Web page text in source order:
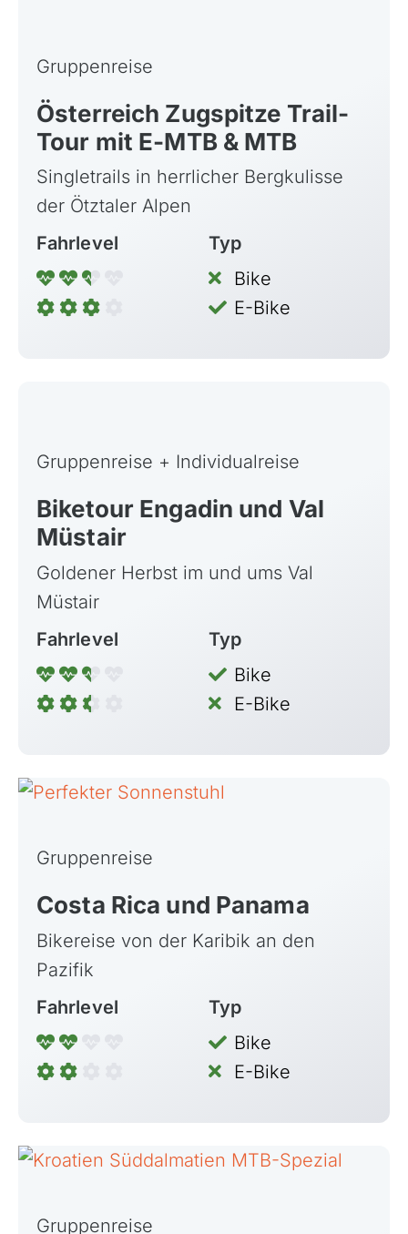
Gruppenreise
Österreich Zugspitze Trail-
Tour mit E-MTB & MTB
Singletrails in herrlicher Bergkulisse
der Ötztaler Alpen
Fahrlevel
Typ
Bike
E-Bike
Gruppenreise + Individualreise
Biketour Engadin und Val
Müstair
Goldener Herbst im und ums Val
Müstair
Fahrlevel
Typ
Bike
E-Bike
Gruppenreise
Costa Rica und Panama
Bikereise von der Karibik an den
Pazifik
Fahrlevel
Typ
Bike
E-Bike
Gruppenreise